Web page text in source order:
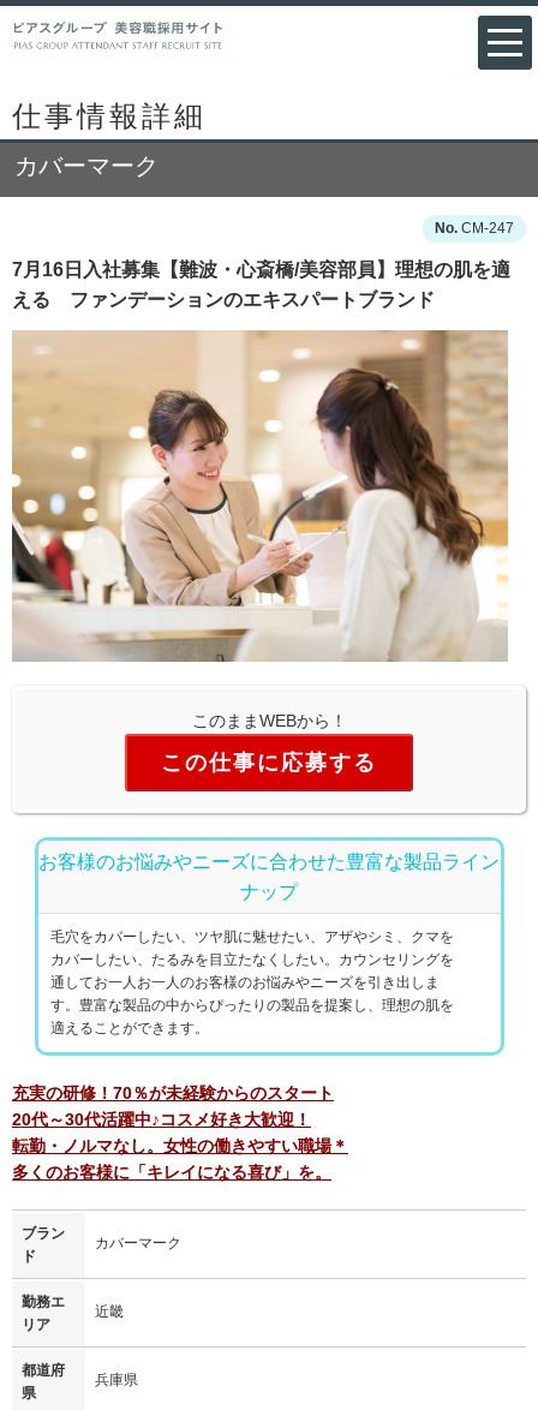
仕事情報詳細
カバーマーク
CM-247
7月16日入社募集【難波・心斎橋/美容部員】理想の肌を適
える ファンデーションのエキスパートブランド
このままWEBから！
この仕事に応募する
お客様のお悩みやニーズに合わせた豊富な製品ライン
ナップ
毛穴をカバーしたい、ツヤ肌に魅せたい、アザやシミ、クマを
カバーしたい、たるみを目立たなくしたい。カウンセリングを
通してお一人お一人のお客様のお悩みやニーズを引き出しま
す。豊富な製品の中からぴったりの製品を提案し、理想の肌を
適えることができます。
充実の研修！70％が未経験からのスタート
20代～30代活躍中♪コスメ好き大歓迎！
転勤・ノルマなし。女性の働きやすい職場＊
多くのお客様に「キレイになる喜び」を。
ブラン
ド
カバーマーク
勤務エ
リア
近畿
都道府
県
兵庫県